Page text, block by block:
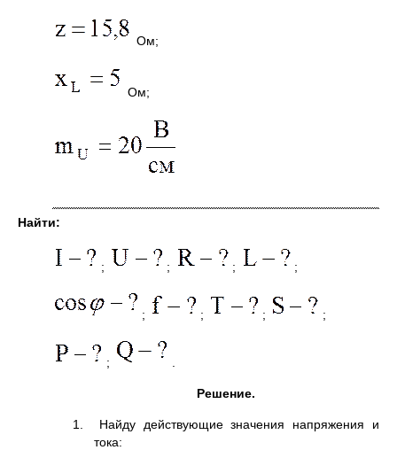
Ом;
Ом;
Найти:
; ; ; ;
; ; ; ;
;
Решение.
1. Найду действующие значения напряжения и
тока: